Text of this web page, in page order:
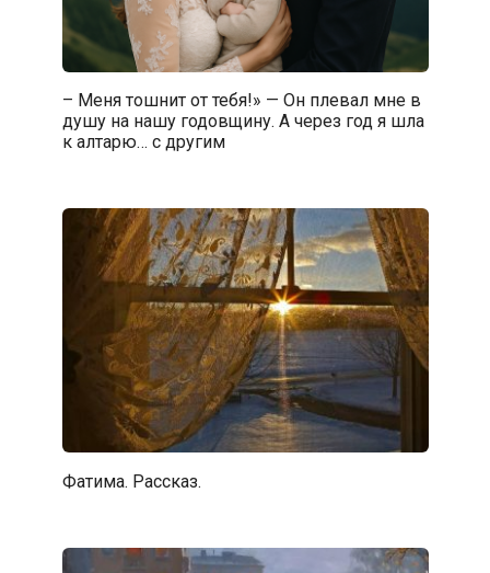
– Меня тошнит от тебя!» — Он плевал мне в
душу на нашу годовщину. А через год я шла
к алтарю… с другим
Фатима. Рассказ.